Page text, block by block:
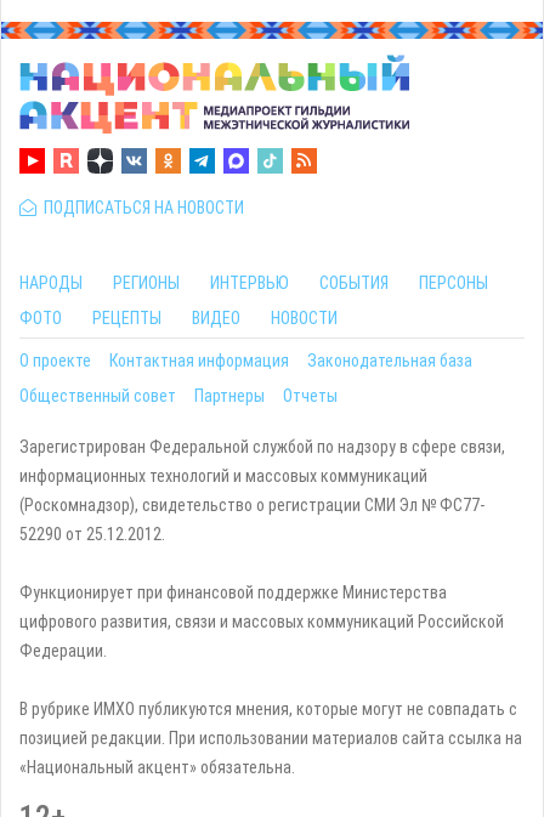
ПОДПИСАТЬСЯ НА НОВОСТИ
НАРОДЫ РЕГИОНЫ ИНТЕРВЬЮ СОБЫТИЯ
ПЕРСОНЫ
ФОТО
РЕЦЕПТЫ ВИДЕО НОВОСТИ
О проекте Контактная информация
Законодательная база
Общественный совет
Партнеры Отчеты
Зарегистрирован Федеральной службой по надзору в сфере связи,
информационных технологий и массовых коммуникаций
(Роскомнадзор), свидетельство о регистрации СМИ Эл № ФС77-
52290 от 25.12.2012.
Функционирует при финансовой поддержке Министерства
цифрового развития, связи и массовых коммуникаций Российской
Федерации.
В рубрике ИМХО публикуются мнения, которые могут не совпадать с
позицией редакции. При использовании материалов сайта ссылка на
«Национальный акцент» обязательна.